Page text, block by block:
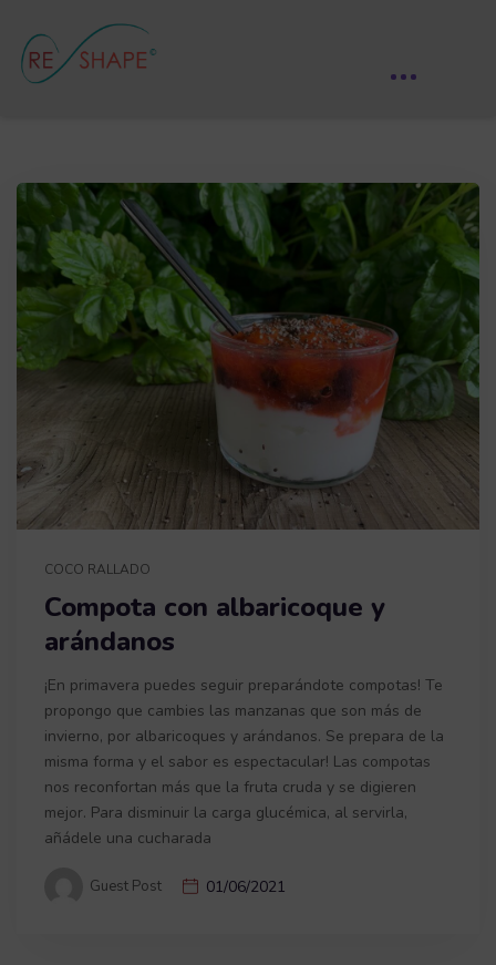
COCO RALLADO
Compota con albaricoque y
arándanos
¡En primavera puedes seguir preparándote compotas! Te
propongo que cambies las manzanas que son más de
invierno, por albaricoques y arándanos. Se prepara de la
misma forma y el sabor es espectacular! Las compotas
nos reconfortan más que la fruta cruda y se digieren
mejor. Para disminuir la carga glucémica, al servirla,
añádele una cucharada
Guest Post 01/06/2021